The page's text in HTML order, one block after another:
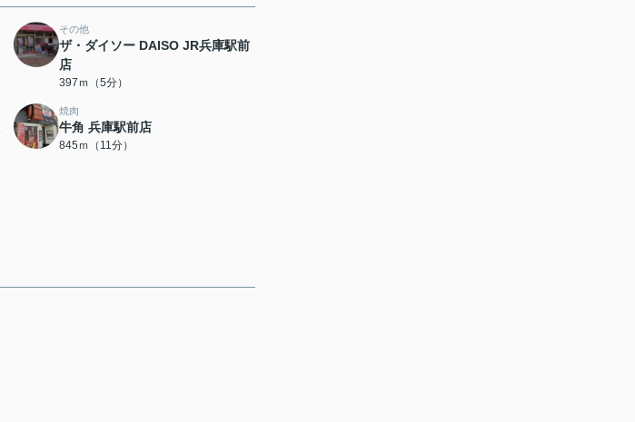
その他
ザ・ダイソー DAISO JR兵庫駅前
店
397ｍ（5分）
焼肉
牛角 兵庫駅前店
845ｍ（11分）